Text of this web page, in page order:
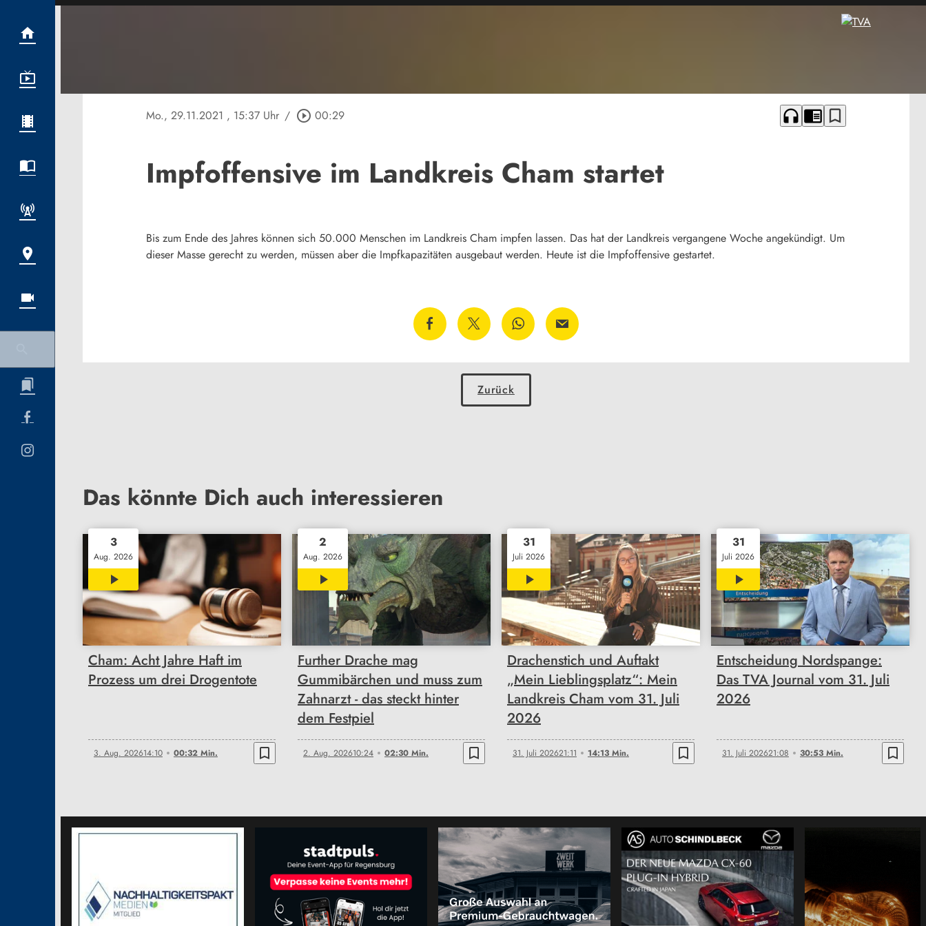
Mo., 29.11.2021 , 15:37 Uhr / play_circle_outline 00:29 headphones chrome_reader_mode bookmark_border
Impfoffensive im Landkreis Cham startet
Bis zum Ende des Jahres können sich 50.000 Menschen im Landkreis Cham impfen lassen. Das hat der Landkreis vergangene Woche angekündigt. Um
dieser Masse gerecht zu werden, müssen aber die Impfkapazitäten ausgebaut werden. Heute ist die Impfoffensive gestartet.
Zurück
Das könnte Dich auch interessieren
3
Aug. 2026
00:32
Cham: Acht Jahre Haft im
Prozess um drei Drogentote
3. Aug. 202614:10 00:32 Min. bookmark_border
2
Aug. 2026
02:30
Further Drache mag
Gummibärchen und muss zum
Zahnarzt - das steckt hinter
dem Festpiel
2. Aug. 202610:24 02:30 Min. bookmark_border
31
Juli 2026
14:13
Drachenstich und Auftakt
„Mein Lieblingsplatz“: Mein
Landkreis Cham vom 31. Juli
2026
31. Juli 202621:11 14:13 Min. bookmark_border
31
Juli 2026
30:53
Entscheidung Nordspange:
Das TVA Journal vom 31. Juli
2026
31. Juli 202621:08 30:53 Min. bookmark_border